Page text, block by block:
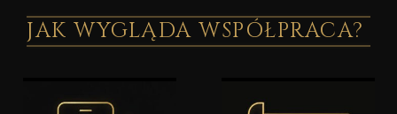
JAK WYGLĄDA WSPÓŁPRACA?